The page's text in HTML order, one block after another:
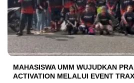
MAHASISWA UMM WUJUDKAN
ACTIVATION MELALUI EVENT